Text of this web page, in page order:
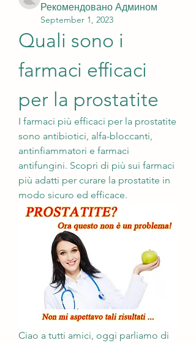
Рекомендовано Админом
September 1, 2023
Quali sono i
farmaci efficaci
per la prostatite
I farmaci più efficaci per la prostatite
sono antibiotici, alfa-bloccanti,
antinfiammatori e farmaci
antifungini. Scopri di più sui farmaci
più adatti per curare la prostatite in
modo sicuro ed efficace.
Ciao a tutti amici, oggi parliamo di